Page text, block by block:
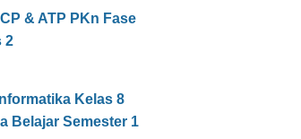
& ATP PKn Fase
2
Kelas 8
Belajar Semester 1